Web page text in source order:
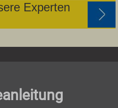
Experten